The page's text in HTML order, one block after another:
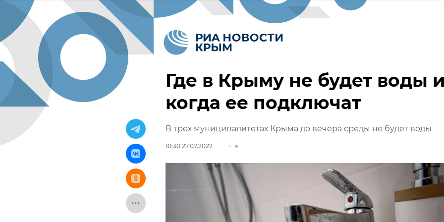
Где в Крыму не будет воды
когда ее подключат
В трех муниципалитетах Крыма до вечера среды не будет воды
10:30 27.07.2022